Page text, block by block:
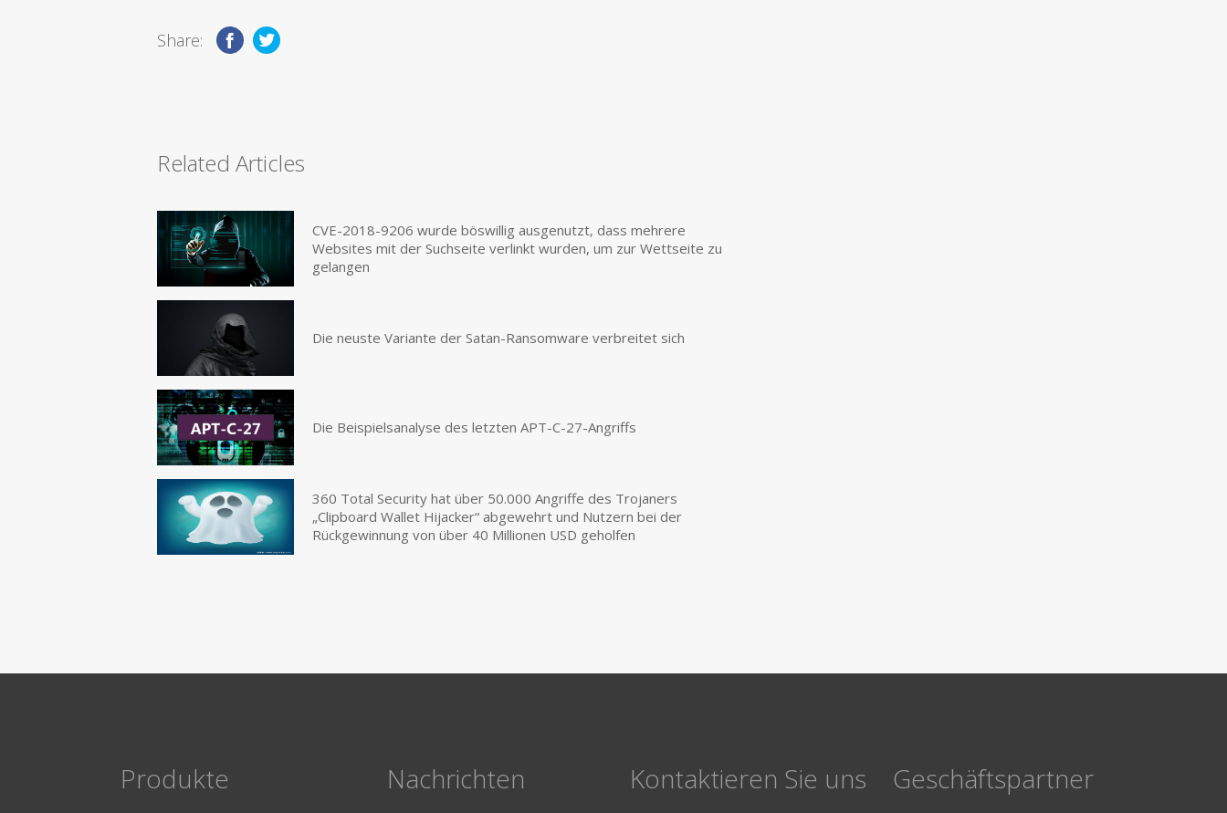
Share:
Related Articles
CVE-2018-9206 wurde böswillig ausgenutzt, dass mehrere
Websites mit der Suchseite verlinkt wurden, um zur Wettseite zu
gelangen
Die neuste Variante der Satan-Ransomware verbreitet sich
Die Beispielsanalyse des letzten APT-C-27-Angriffs
360 Total Security hat über 50.000 Angriffe des Trojaners
„Clipboard Wallet Hijacker“ abgewehrt und Nutzern bei der
Rückgewinnung von über 40 Millionen USD geholfen
Produkte Nachrichten Kontaktieren Sie uns Geschäftspartner